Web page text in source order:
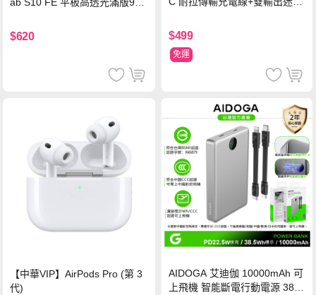
ab S10 FE 平板高透光滿版9H
$620 $499
免運
【中華VIP】AirPods Pro (第 3
代)
AIDOGA 艾迪伽 10000mAh 可
上飛機 智能斷電行動電源 38.5